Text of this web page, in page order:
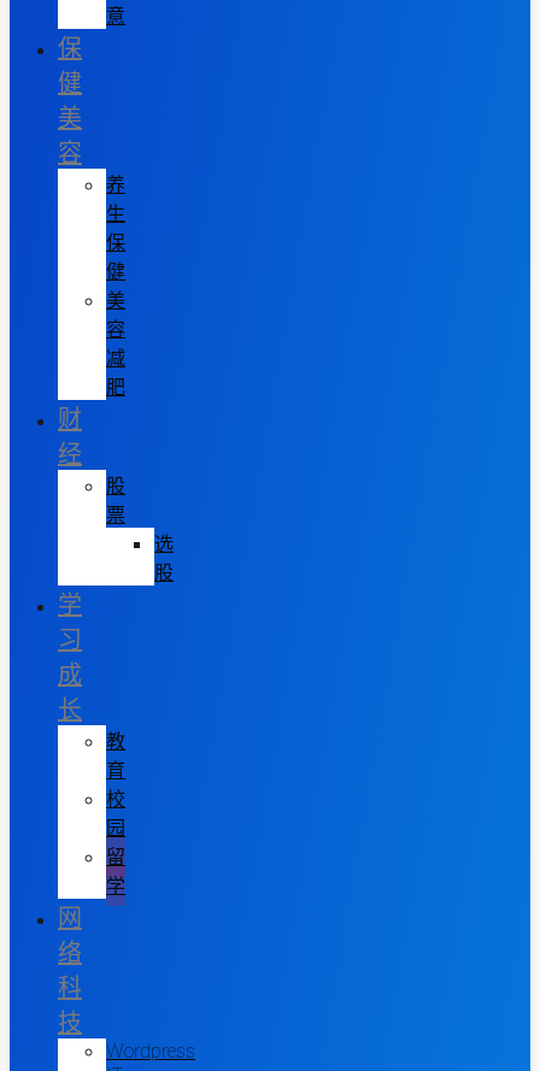
意
保
健
美
容
养
生
保
健
美
容
减
肥
财
经
股
票
选
股
学
习
成
长
教
育
校
园
留
学
网
络
科
技
Wordpress